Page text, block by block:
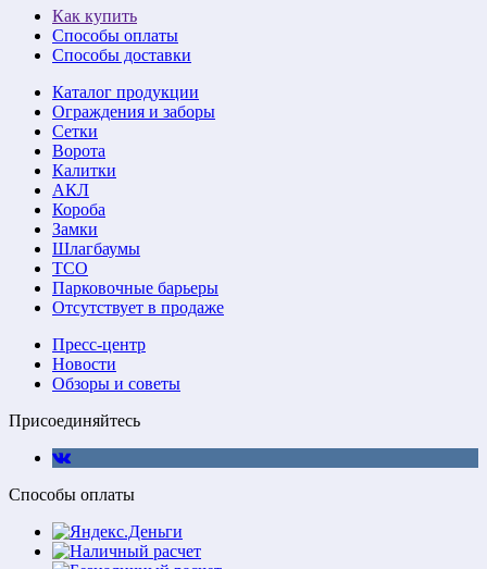
Как купить
Способы оплаты
Способы доставки
Каталог продукции
Ограждения и заборы
Сетки
Ворота
Калитки
АКЛ
Короба
Замки
Шлагбаумы
ТСО
Парковочные барьеры
Отсутствует в продаже
Пресс-центр
Новости
Обзоры и советы
Присоединяйтесь
Способы оплаты